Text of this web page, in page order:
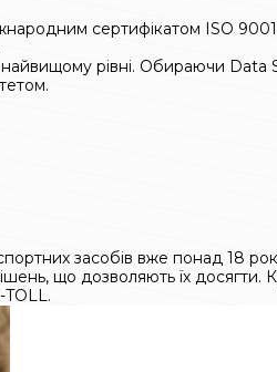
сертифікатом ISO
найвищому рівні. Обираючи
засобів вже понад 18
що дозволяють їх
TOLL.